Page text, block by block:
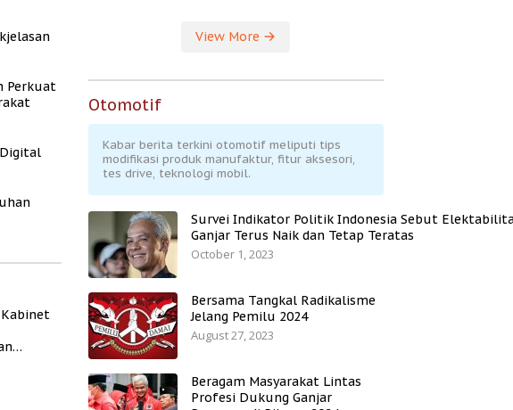
Perkuat
Kabinet
View More
Otomotif
Kabar berita terkini otomotif meliputi tips
modifikasi produk manufaktur, fitur aksesori,
tes drive, teknologi mobil.
Survei Indikator Politik Indonesia Sebut
Ganjar Terus Naik dan Tetap Teratas
October 1, 2023
Bersama Tangkal Radikalisme
Jelang Pemilu 2024
August 27, 2023
Beragam Masyarakat Lintas
Profesi Dukung Ganjar